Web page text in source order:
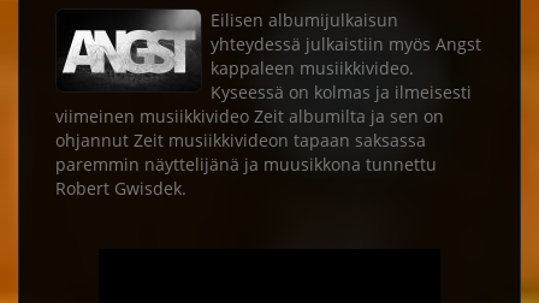
Eilisen albumijulkaisun
yhteydessä julkaistiin myös Angst
kappaleen musiikkivideo.
Kyseessä on kolmas ja ilmeisesti
viimeinen musiikkivideo Zeit albumilta ja sen on
ohjannut Zeit musiikkivideon tapaan saksassa
paremmin näyttelijänä ja muusikkona tunnettu
Robert Gwisdek.